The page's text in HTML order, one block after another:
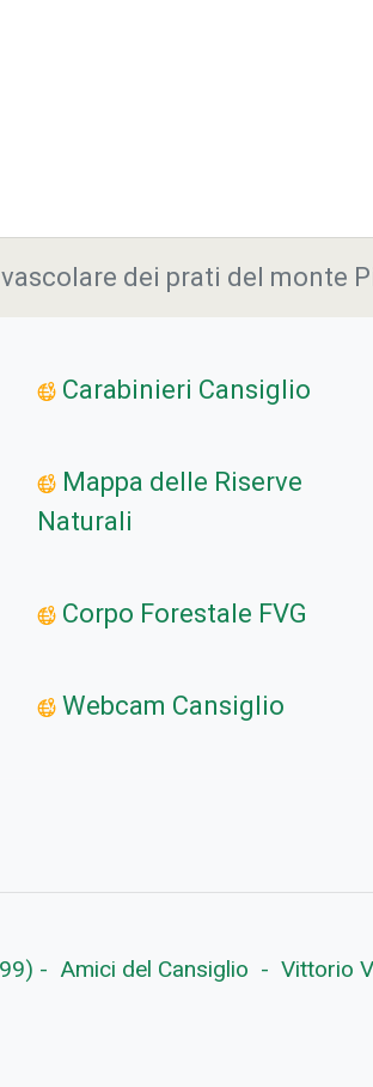
vascolare dei prati del monte
Carabinieri Cansiglio
Mappa delle Riserve
Naturali
Corpo Forestale FVG
Webcam Cansiglio
- Amici del Cansiglio - Vittorio